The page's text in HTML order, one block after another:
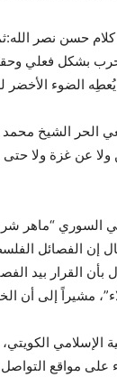
حسن نصر
بشكل فعلي
الضوء الأخضر
الحر الشيخ
ولا عن غزة ولا
السوري “ماهر
الفصائل
بأن القرار بيد
مشيراً إلى
الإسلامي
على مواقع